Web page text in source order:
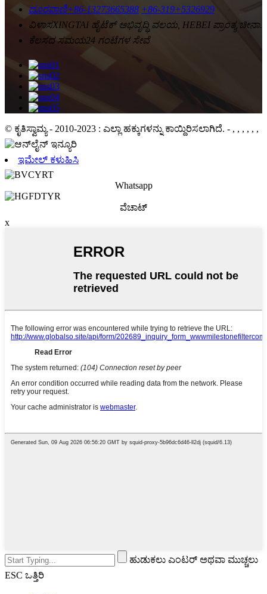
ದೂರವಾಣಿ+86-13273665388 +86-319+5326929
ವಿಳಾಸXINGTAI ಹೈಟೆಕ್ ಅಭಿವೃದ್ಧಿ ವಲಯ, HEBEI ಪ್ರಾಂತ್ಯ ಚೀನಾ.
ಕೆಲಸದ ಸಮಯ24 ಗಂಟೆಗಳ ಸೇವೆ
© ಕೃತಿಸ್ವಾಮ್ಯ - 2010-2023 : ಎಲ್ಲಾ ಹಕ್ಕುಗಳನ್ನು ಕಾಯ್ದಿರಿಸಲಾಗಿದೆ. - , , , , , ,
ಇಮೇಲ್ ಕಳುಹಿಸಿ
Whatsapp
ವೆಚಾಟ್
x
ಹುಡುಕಲು ಎಂಟರ್ ಅಥವಾ ಮುಚ್ಚಲು
ESC ಒತ್ತಿರಿ